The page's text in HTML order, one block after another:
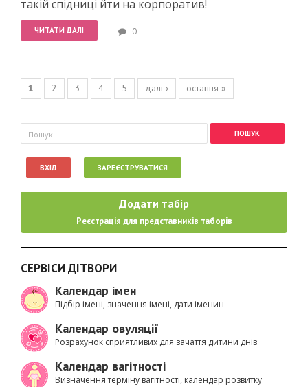
такій спідниці йти на корпоратив!
ЧИТАТИ ДАЛІ 0
Сторінки
1 2 3 4 5 далі › остання »
Пошукова форма
Пошук
ВХІД ЗАРЕЄСТРУВАТИСЯ
Додати табір
Реєстрація для представників таборів
СЕРВІСИ ДІТВОРИ
Календар імен
Підбір імені, значення імені, дати іменин
Календар овуляції
Розрахунок сприятливих для зачаття дитини днів
Календар вагітності
Визначення терміну вагітності, календар розвитку